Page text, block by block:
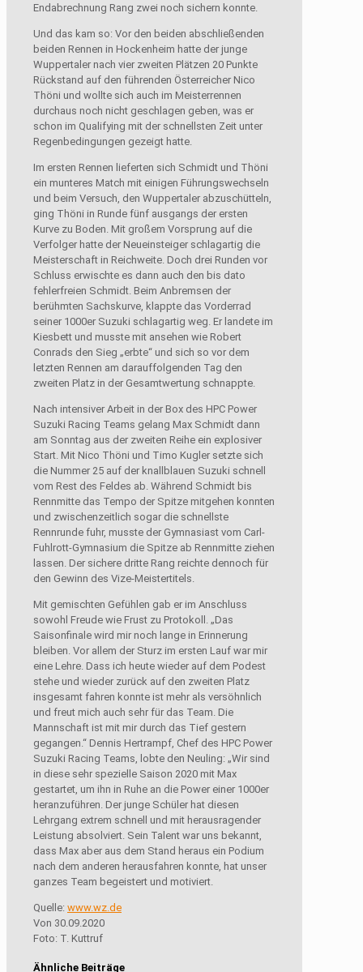
Endabrechnung Rang zwei noch sichern konnte.
Und das kam so: Vor den beiden abschließenden
beiden Rennen in Hockenheim hatte der junge
Wuppertaler nach vier zweiten Plätzen 20 Punkte
Rückstand auf den führenden Österreicher Nico
Thöni und wollte sich auch im Meisterrennen
durchaus noch nicht geschlagen geben, was er
schon im Qualifying mit der schnellsten Zeit unter
Regenbedingungen gezeigt hatte.
Im ersten Rennen lieferten sich Schmidt und Thöni
ein munteres Match mit einigen Führungswechseln
und beim Versuch, den Wuppertaler abzuschütteln,
ging Thöni in Runde fünf ausgangs der ersten
Kurve zu Boden. Mit großem Vorsprung auf die
Verfolger hatte der Neueinsteiger schlagartig die
Meisterschaft in Reichweite. Doch drei Runden vor
Schluss erwischte es dann auch den bis dato
fehlerfreien Schmidt. Beim Anbremsen der
berühmten Sachskurve, klappte das Vorderrad
seiner 1000er Suzuki schlagartig weg. Er landete im
Kiesbett und musste mit ansehen wie Robert
Conrads den Sieg „erbte“ und sich so vor dem
letzten Rennen am darauffolgenden Tag den
zweiten Platz in der Gesamtwertung schnappte.
Nach intensiver Arbeit in der Box des HPC Power
Suzuki Racing Teams gelang Max Schmidt dann
am Sonntag aus der zweiten Reihe ein explosiver
Start. Mit Nico Thöni und Timo Kugler setzte sich
die Nummer 25 auf der knallblauen Suzuki schnell
vom Rest des Feldes ab. Während Schmidt bis
Rennmitte das Tempo der Spitze mitgehen konnten
und zwischenzeitlich sogar die schnellste
Rennrunde fuhr, musste der Gymnasiast vom Carl-
Fuhlrott-Gymnasium die Spitze ab Rennmitte ziehen
lassen. Der sichere dritte Rang reichte dennoch für
den Gewinn des Vize-Meistertitels.
Mit gemischten Gefühlen gab er im Anschluss
sowohl Freude wie Frust zu Protokoll. „Das
Saisonfinale wird mir noch lange in Erinnerung
bleiben. Vor allem der Sturz im ersten Lauf war mir
eine Lehre. Dass ich heute wieder auf dem Podest
stehe und wieder zurück auf den zweiten Platz
insgesamt fahren konnte ist mehr als versöhnlich
und freut mich auch sehr für das Team. Die
Mannschaft ist mit mir durch das Tief gestern
gegangen.“ Dennis Hertrampf, Chef des HPC Power
Suzuki Racing Teams, lobte den Neuling: „Wir sind
in diese sehr spezielle Saison 2020 mit Max
gestartet, um ihn in Ruhe an die Power einer 1000er
heranzuführen. Der junge Schüler hat diesen
Lehrgang extrem schnell und mit herausragender
Leistung absolviert. Sein Talent war uns bekannt,
dass Max aber aus dem Stand heraus ein Podium
nach dem anderen herausfahren konnte, hat unser
ganzes Team begeistert und motiviert.
Quelle: www.wz.de
Von 30.09.2020
Foto: T. Kuttruf
Ähnliche Beiträge